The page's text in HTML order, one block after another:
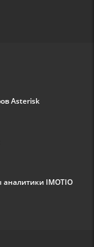
Asterisk
IMOTIO